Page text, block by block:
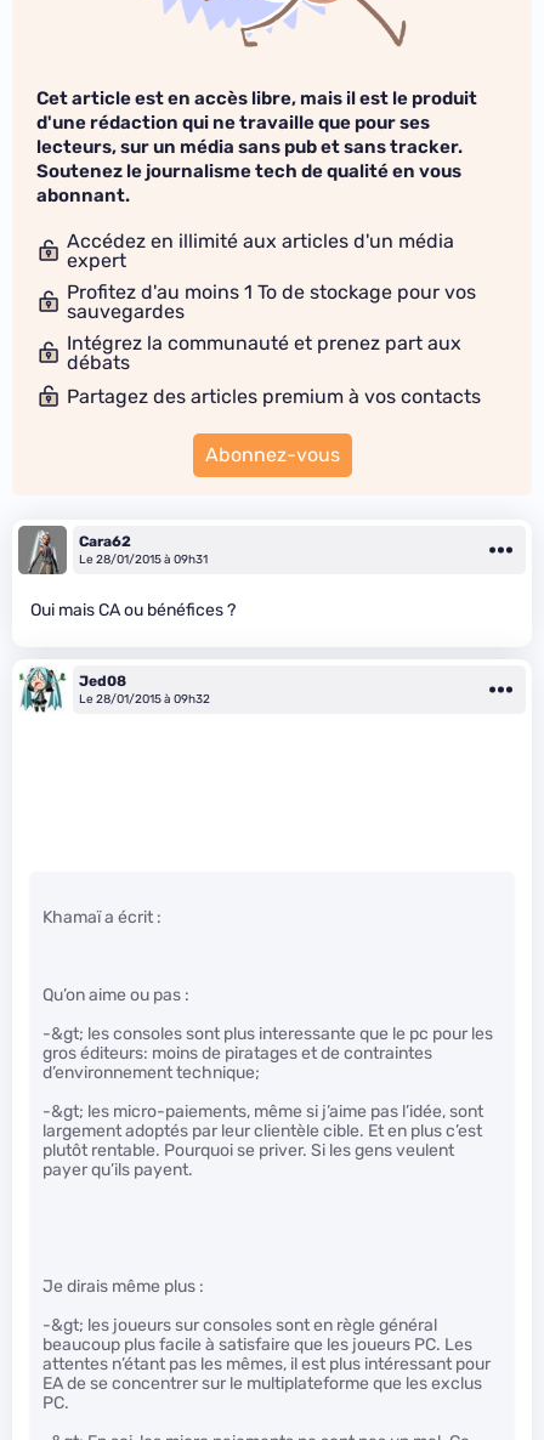
Cet article est en accès libre, mais il est le produit
d'une rédaction qui ne travaille que pour ses
lecteurs, sur un média sans pub et sans tracker.
Soutenez le journalisme tech de qualité en vous
abonnant.
Accédez en illimité aux articles d'un média
expert
Profitez d'au moins 1 To de stockage pour vos
sauvegardes
Intégrez la communauté et prenez part aux
débats
Partagez des articles premium à vos contacts
Abonnez-vous
Cara62
Le 28/01/2015 à 09h31
Oui mais CA ou bénéfices ?
Jed08
Le 28/01/2015 à 09h32
Khamaï a écrit :
Qu’on aime ou pas :
-&gt; les consoles sont plus interessante que le pc pour les
gros éditeurs: moins de piratages et de contraintes
d’environnement technique;
-&gt; les micro-paiements, même si j’aime pas l’idée, sont
largement adoptés par leur clientèle cible. Et en plus c’est
plutôt rentable. Pourquoi se priver. Si les gens veulent
payer qu’ils payent.
Je dirais même plus :
-&gt; les joueurs sur consoles sont en règle général
beaucoup plus facile à satisfaire que les joueurs PC. Les
attentes n’étant pas les mêmes, il est plus intéressant pour
EA de se concentrer sur le multiplateforme que les exclus
PC.